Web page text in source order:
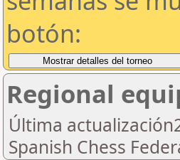
botón:
Regional
Última
Spanish Chess